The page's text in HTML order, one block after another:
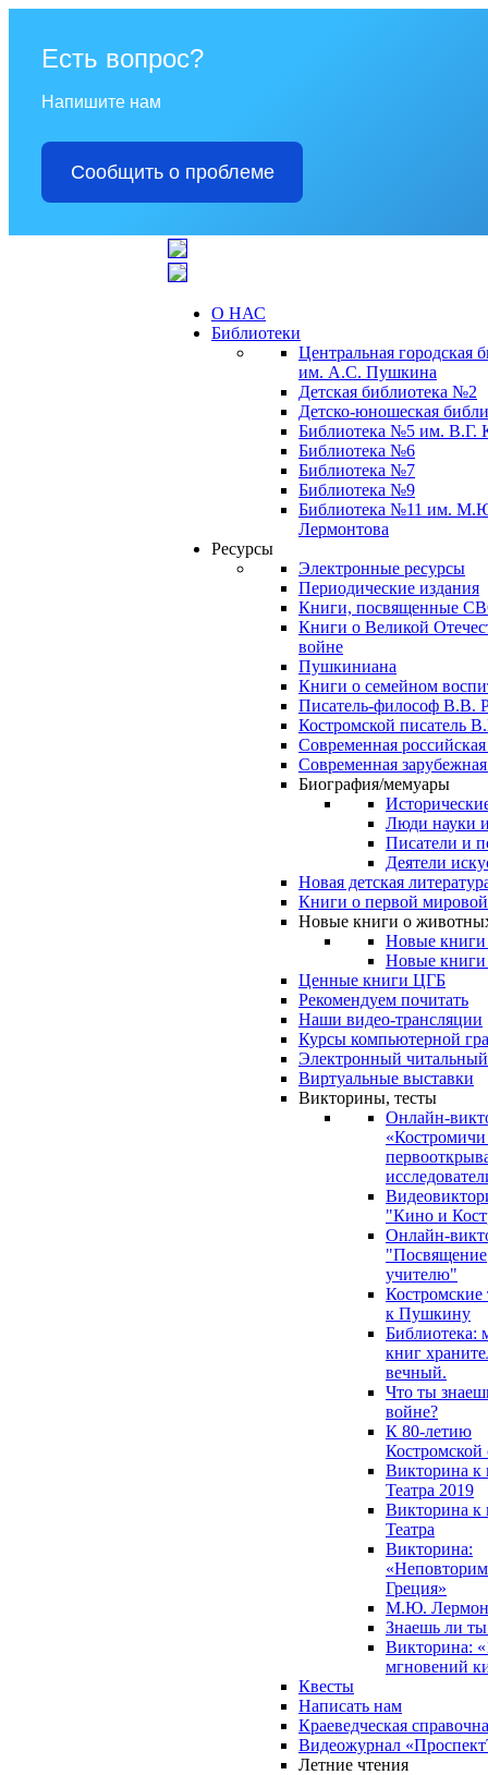
Есть вопрос?
Напишите нам
Сообщить о проблеме
О НАС
Библиотеки
Центральная городская
им. А.С. Пушкина
Детская библиотека №2
Детско-юношеская
Библиотека №5 им. В.Г.
Библиотека №6
Библиотека №7
Библиотека №9
Библиотека №11 им.
Лермонтова
Ресурсы
Электронные ресурсы
Периодические издания
Книги, посвященные
Книги о Великой
войне
Пушкиниана
Книги о семейном
Писатель-философ В.В.
Костромской писатель
Современная российская
Современная
Биография/мемуары
Люди науки
Писатели и
Деятели
Новая детская
Книги о первой
Новые книги о
Новые книги
Новые книги
Ценные книги ЦГБ
Рекомендуем почитать
Наши видео-трансляции
Курсы компьютерной
Электронный читальный
Виртуальные выставки
Викторины, тесты
Онлайн-
"Кино и
Онлайн-
"Посвящение
учителю"
к Пушкину
Библиотека:
книг
вечный.
Что ты
войне?
К 80-летию
Костромской
Викторина к
Театра 2019
Викторина к
Театра
Викторина:
Греция»
М.Ю.
Знаешь ли
Викторина:
мгновений
Квесты
Написать нам
Краеведческая
Видеожурнал
Летние чтения